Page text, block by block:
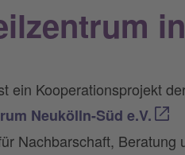
ein Kooperationsprojekt
Neukölln-Süd e.V.
Nachbarschaft,